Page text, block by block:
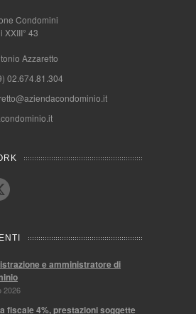
Condomini
XXIII° 43
Azzaretto
02.674.81.304
e amministratore di
2026
fiscale 4%, prestazioni soggette